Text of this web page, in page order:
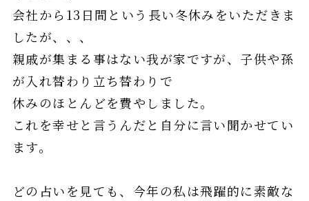
会社から13日間という長い冬休みをいただきま
したが、、、
親戚が集まる事はない我が家ですが、子供や孫
が入れ替わり立ち替わりで
休みのほとんどを費やしました。
これを幸せと言うんだと自分に言い聞かせてい
ます。
どの占いを見ても、今年の私は飛躍的に素敵な